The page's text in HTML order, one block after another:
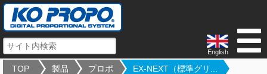
English
TOP 製品 プロポ EX-NEXT（標準グリ...